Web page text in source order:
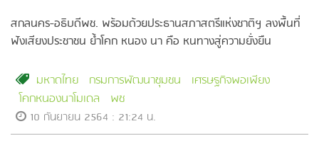
สกลนคร-อธิบดีพช. พร้อมด้วยประธานสภาสตรีแห่งชาติฯ ลงพื้นที่
ฟังเสียงประชาชน ย้ำโคก หนอง นา คือ หนทางสู่ความยั่งยืน
มหาดไทย กรมการพัฒนาชุมชน
เศรษฐกิจพอเพียง
โคกหนองนาโมเดล
พช
10 กันยายน 2564 : 21:24 น.